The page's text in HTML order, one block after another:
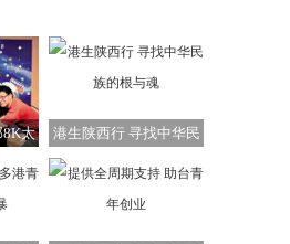
太
港生陕西行 寻找中华民